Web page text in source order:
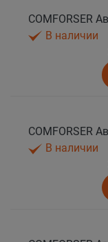
В наличии
В наличии